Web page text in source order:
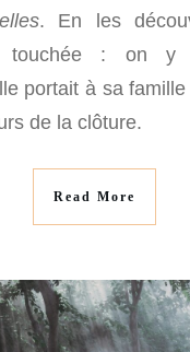
. En les
touchée : on y
portait à sa
de la clôture.
Read More